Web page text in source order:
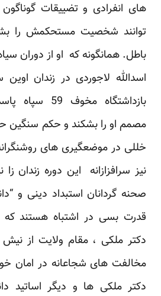
های انفرادی و تضییقات
توانند شخصیت مستحکمش را
باطل. همانگونه که او از دوران
اسدالله لاجوردی در زندان
بازداشتگاه
مصمم او را بشکند و حکم سنگین
خللی در موضعگیری های
نیز سرافزازانه این دوره زندان
صحنه گردانان استبداد دینی و
قدرت بسی در اشتباه هستند
دکتر ملکی ، مقام ولایت از
مخالفت های شجاعانه در امان
دکتر ملکی ها و دیگر اساتید